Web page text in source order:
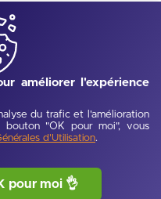
améliorer l'expérience
du trafic et l'amélioration
"OK pour moi", vous
d'Utilisation.
pour moi 👌
Voir toutes les offres
04/10/2025
!